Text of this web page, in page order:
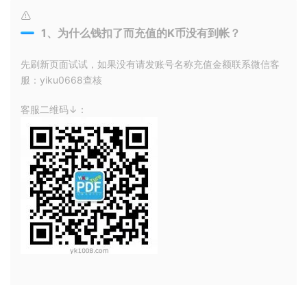
1、为什么钱扣了而充值的K币没有到帐？
先刷新页面试试，如果没有请发账号名称充值金额联系微信客
服：yiku0668查核
客服二维码↓：